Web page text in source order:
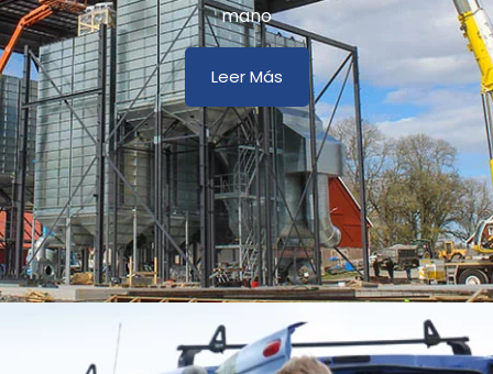
mano
Leer Más